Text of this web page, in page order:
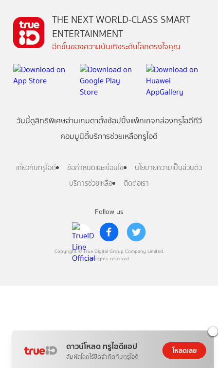
ดาวน์โหลด ทรูไอดีแอป
สัมผัสโลกไร้ขีดจำกัดกับทรูไอดี
โหลดเลย
Follow us
Copyright © True Digital Group Company Limited.
All rights reserved
THE NEXT WORLD-CLASS SMART
ENTERTAINMENT
อีกขั้นของความบันเทิงระดับโลกตรงใจคุณ
วันนี้ดูสิทธิพิเศษอ่านเกมตาตั้งช้อปปิ้งแพ็กเกจกล่องทรูไอดีทีวี
คอมมูนิตี้บริการช่วยเหลือทรูไอดี
เกี่ยวกับทรูไอดี ข้อกำหนดและเงื่อนไข
นโยบายความเป็นส่วนตัว
บริการช่วยเหลือ
ติดต่อเรา